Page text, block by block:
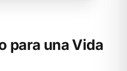
para una Vida